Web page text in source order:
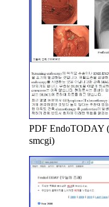
PDF EndoTODAY
smcgi)